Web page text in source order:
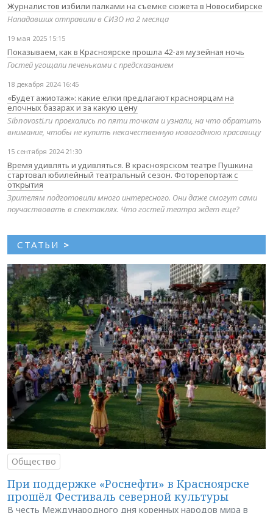
Журналистов избили палками на съемке сюжета в Новосибирске
Нападавших отправили в СИЗО на 2 месяца
19 мая 2025 15:15
Показываем, как в Красноярске прошла 42-ая музейная ночь
Гостей угощали печеньками с предсказанием
18 декабря 2024 16:45
«Будет ажиотаж»: какие елки предлагают красноярцам на
елочных базарах и за какую цену
Sibnovosti.ru проехались по пяти точкам и узнали, на что обратить
внимание, чтобы не купить некачественную новогоднюю красавицу
15 сентября 2024 21:30
Время удивлять и удивляться. В красноярском театре Пушкина
стартовал юбилейный театральный сезон. Фоторепортаж с
открытия
Зрителям подготовили много интересного. Они даже смогут сами
поучаствовать в спектаклях. Что гостей театра ждет еще?
СТАТЬИ >
Общество
При поддержке «Роснефти» в Красноярске
прошёл Фестиваль северной культуры
В честь Международного дня коренных народов мира в